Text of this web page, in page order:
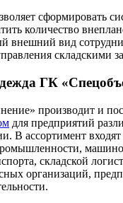
сформировать
количество
внешний вид
складскими
ГК
производит и
для предприятий
В ассортимент
складской
организаций,